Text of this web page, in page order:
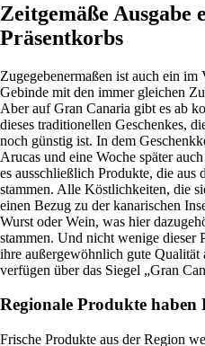
Zeitgemäße Ausgabe
Präsentkorbs
Zugegebenermaßen ist auch ein im
Gebinde mit den immer gleichen
Aber auf Gran Canaria gibt es ab
dieses traditionellen Geschenkes,
noch günstig ist. In dem
Arucas und eine Woche später
es ausschließlich Produkte, die
stammen. Alle Köstlichkeiten, die
einen Bezug zu der kanarischen
Wurst oder Wein, was hier
stammen. Und nicht wenige dieser
ihre außergewöhnlich gute Qualität
verfügen über das Siegel „Gran
Regionale Produkte
Frische Produkte aus der Region